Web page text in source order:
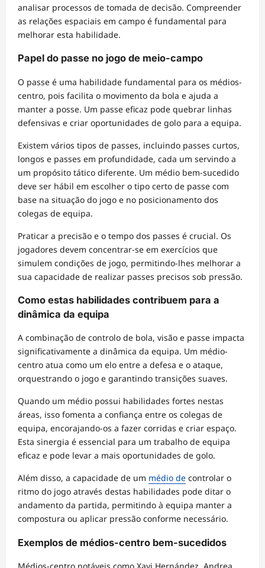
analisar processos de tomada de decisão. Compreender
as relações espaciais em campo é fundamental para
melhorar esta habilidade.
Papel do passe no jogo de meio-campo
O passe é uma habilidade fundamental para os médios-
centro, pois facilita o movimento da bola e ajuda a
manter a posse. Um passe eficaz pode quebrar linhas
defensivas e criar oportunidades de golo para a equipa.
Existem vários tipos de passes, incluindo passes curtos,
longos e passes em profundidade, cada um servindo a
um propósito tático diferente. Um médio bem-sucedido
deve ser hábil em escolher o tipo certo de passe com
base na situação do jogo e no posicionamento dos
colegas de equipa.
Praticar a precisão e o tempo dos passes é crucial. Os
jogadores devem concentrar-se em exercícios que
simulem condições de jogo, permitindo-lhes melhorar a
sua capacidade de realizar passes precisos sob pressão.
Como estas habilidades contribuem para a
dinâmica da equipa
A combinação de controlo de bola, visão e passe impacta
significativamente a dinâmica da equipa. Um médio-
centro atua como um elo entre a defesa e o ataque,
orquestrando o jogo e garantindo transições suaves.
Quando um médio possui habilidades fortes nestas
áreas, isso fomenta a confiança entre os colegas de
equipa, encorajando-os a fazer corridas e criar espaço.
Esta sinergia é essencial para um trabalho de equipa
eficaz e pode levar a mais oportunidades de golo.
Além disso, a capacidade de um médio de controlar o
ritmo do jogo através destas habilidades pode ditar o
andamento da partida, permitindo à equipa manter a
compostura ou aplicar pressão conforme necessário.
Exemplos de médios-centro bem-sucedidos